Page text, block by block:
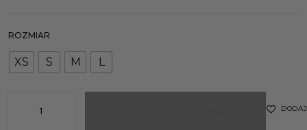
ROZMIAR
XS S M L